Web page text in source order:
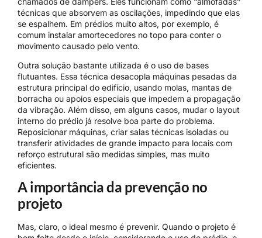
técnicas que absorvem as oscilações, impedindo que elas
se espalhem. Em prédios muito altos, por exemplo, é
comum instalar amortecedores no topo para conter o
movimento causado pelo vento.
Outra solução bastante utilizada é o uso de bases
flutuantes. Essa técnica desacopla máquinas pesadas da
estrutura principal do edifício, usando molas, mantas de
borracha ou apoios especiais que impedem a propagação
da vibração. Além disso, em alguns casos, mudar o layout
interno do prédio já resolve boa parte do problema.
Reposicionar máquinas, criar salas técnicas isoladas ou
transferir atividades de grande impacto para locais com
reforço estrutural são medidas simples, mas muito
eficientes.
A importância da prevenção no
projeto
Mas, claro, o ideal mesmo é prevenir. Quando o projeto é